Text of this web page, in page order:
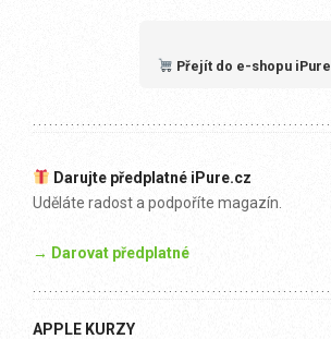
Přejít do e-shopu iPure
Darujte předplatné iPure.cz
Uděláte radost a podpoříte magazín.
→ Darovat předplatné
APPLE KURZY